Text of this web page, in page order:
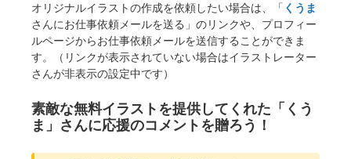
オリジナルイラストの作成を依頼したい場合は、「 くうま
さんにお仕事依頼メールを送る」のリンクや、プロフィー
ルページからお仕事依頼メールを送信することができま
す。（リンクが表示されていない場合はイラストレーター
さんが非表示の設定中です）
素敵な無料イラストを提供してくれた「くう
ま」さんに応援のコメントを贈ろう！